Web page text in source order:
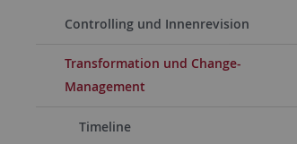
Controlling und Innenrevision
Transformation und Change-
Management
Timeline